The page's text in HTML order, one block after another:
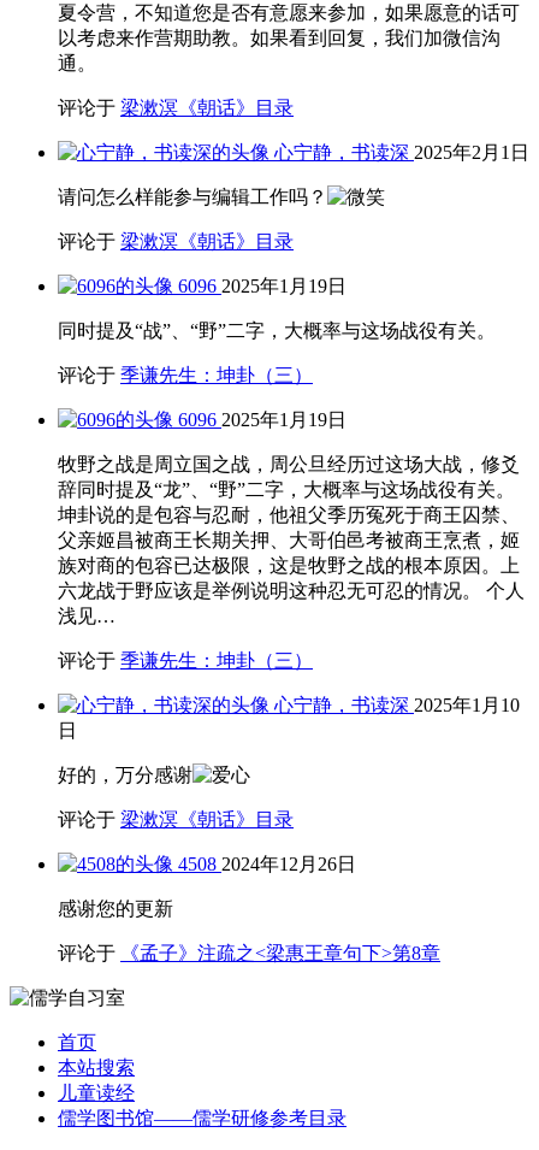
夏令营，不知道您是否有意愿来参加，如果愿意的话可
以考虑来作营期助教。如果看到回复，我们加微信沟
通。
评论于 梁漱溟《朝话》目录
心宁静，书读深 2025年2月1日
请问怎么样能参与编辑工作吗？
评论于 梁漱溟《朝话》目录
6096 2025年1月19日
同时提及“战”、“野”二字，大概率与这场战役有关。
评论于 季谦先生：坤卦（三）
6096 2025年1月19日
牧野之战是周立国之战，周公旦经历过这场大战，修爻
辞同时提及“龙”、“野”二字，大概率与这场战役有关。
坤卦说的是包容与忍耐，他祖父季历冤死于商王囚禁、
父亲姬昌被商王长期关押、大哥伯邑考被商王烹煮，姬
族对商的包容已达极限，这是牧野之战的根本原因。上
六龙战于野应该是举例说明这种忍无可忍的情况。 个人
浅见…
评论于 季谦先生：坤卦（三）
心宁静，书读深 2025年1月10
日
好的，万分感谢
评论于 梁漱溟《朝话》目录
4508 2024年12月26日
感谢您的更新
评论于 《孟子》注疏之<梁惠王章句下>第8章
首页
本站搜索
儿童读经
儒学图书馆——儒学研修参考目录